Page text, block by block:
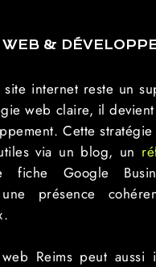
&
site internet reste un
web claire, il
Cette stratégie
via un blog, un
fiche Google
présence
Reims peut aussi